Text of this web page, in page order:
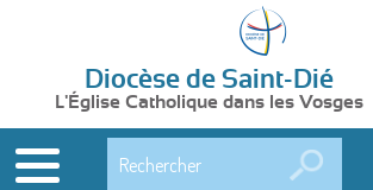
Diocèse de Saint-Dié
L'Église Catholique dans les Vosges